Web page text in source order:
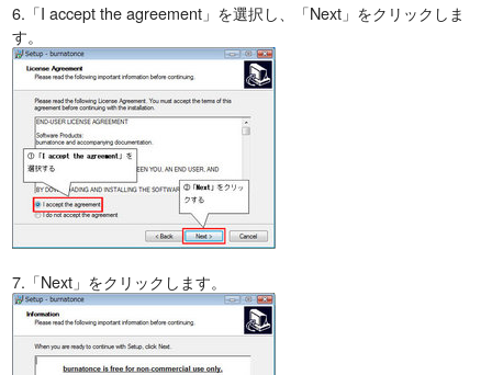
6.「I accept the agreement」を選択し、「Next」をクリックしま
す。
7.「Next」をクリックします。